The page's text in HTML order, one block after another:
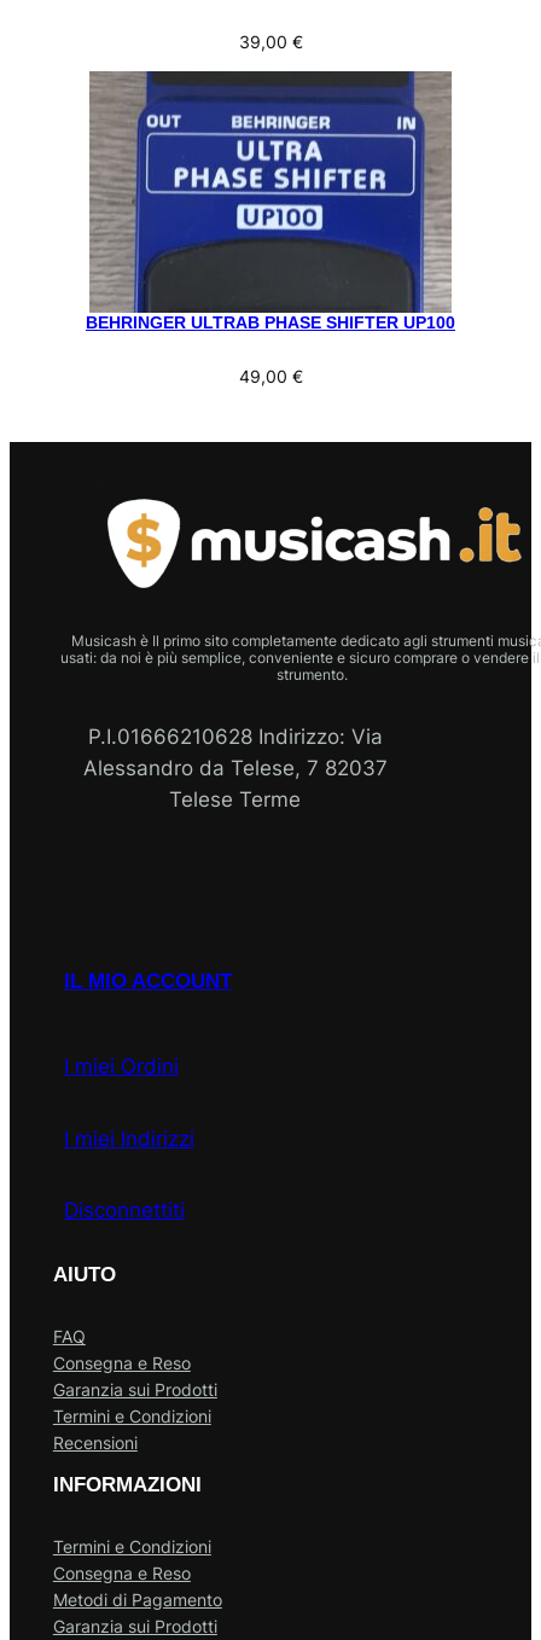
39,00 €
BEHRINGER ULTRAB PHASE SHIFTER UP100
49,00 €
Musicash è Il primo sito completamente dedicato agli strumenti
usati: da noi è più semplice, conveniente e sicuro comprare o vendere
strumento.
P.I.01666210628 Indirizzo: Via
Alessandro da Telese, 7 82037
Telese Terme
IL MIO ACCOUNT
I miei Ordini
I miei Indirizzi
Disconnettiti
AIUTO
FAQ
Consegna e Reso
Garanzia sui Prodotti
Termini e Condizioni
Recensioni
INFORMAZIONI
Termini e Condizioni
Consegna e Reso
Metodi di Pagamento
Garanzia sui Prodotti